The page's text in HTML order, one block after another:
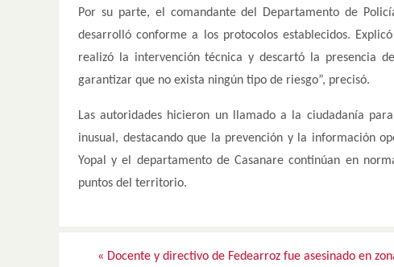
Por su parte, el comandante del Departamento de
desarrolló conforme a los protocolos establecidos.
realizó la intervención técnica y descartó la presencia
garantizar que no exista ningún tipo de riesgo”, precisó.
Las autoridades hicieron un llamado a la ciudadanía
inusual, destacando que la prevención y la información
Yopal y el departamento de Casanare continúan en
puntos del territorio.
« Docente y directivo de Fedearroz fue asesinado en